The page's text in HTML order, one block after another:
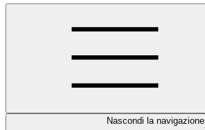
Nascondi la navigazione